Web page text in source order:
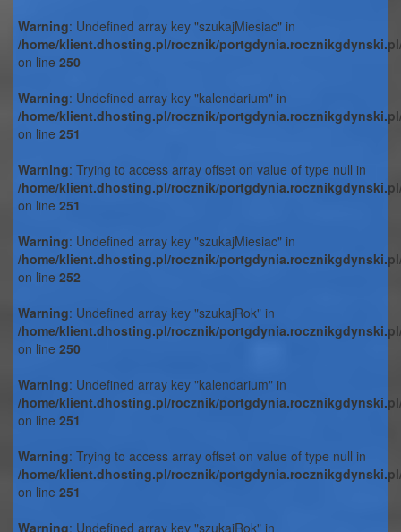
Warning: Undefined array key "szukajMiesiac" in
/home/klient.dhosting.pl/rocznik/
on line 250
Warning: Undefined array key "kalendarium" in
/home/klient.dhosting.pl/rocznik/
on line 251
Warning: Trying to access array offset on value of type null in
/home/klient.dhosting.pl/rocznik/
on line 251
Warning: Undefined array key "szukajMiesiac" in
/home/klient.dhosting.pl/rocznik/
on line 252
Warning: Undefined array key "szukajRok" in
/home/klient.dhosting.pl/rocznik/
on line 250
Warning: Undefined array key "kalendarium" in
/home/klient.dhosting.pl/rocznik/
on line 251
Warning: Trying to access array offset on value of type null in
/home/klient.dhosting.pl/rocznik/
on line 251
Warning: Undefined array key "szukajRok" in